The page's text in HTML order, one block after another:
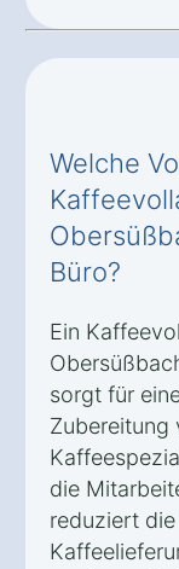
Welche
Büro?
Ein
sorgt für
die
reduziert